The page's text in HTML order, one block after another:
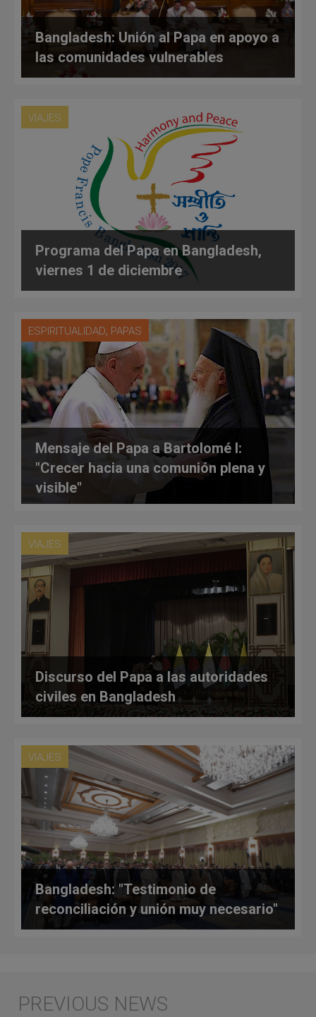
Bangladesh: Unión al Papa en apoyo a
las comunidades vulnerables
VIAJES
Programa del Papa en Bangladesh,
viernes 1 de diciembre
ESPIRITUALIDAD, PAPAS
Mensaje del Papa a Bartolomé I:
"Crecer hacia una comunión plena y
visible"
VIAJES
Discurso del Papa a las autoridades
civiles en Bangladesh
VIAJES
Bangladesh: "Testimonio de
reconciliación y unión muy necesario"